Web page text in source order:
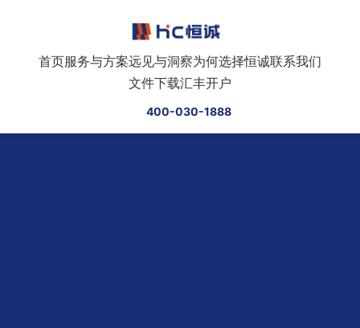
首页服务与方案远见与洞察为何选择恒诚联系我们
文件下载汇丰开户
400-030-1888